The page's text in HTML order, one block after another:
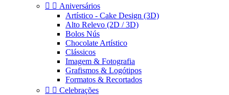
  Aniversários
Artístico - Cake Design (3D)
Alto Relevo (2D / 3D)
Bolos Nús
Chocolate Artístico
Clássicos
Imagem & Fotografia
Grafismos & Logótipos
Formatos & Recortados
  Celebrações